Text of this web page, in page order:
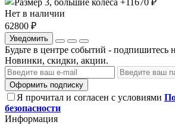
Нет в наличии
62800 ₽
Уведомить
Будьте в центре событий - подпишитесь
Новинки, скидки, акции.
Оформить подписку
Я прочитал и согласен с условиями
безопасности
Информация